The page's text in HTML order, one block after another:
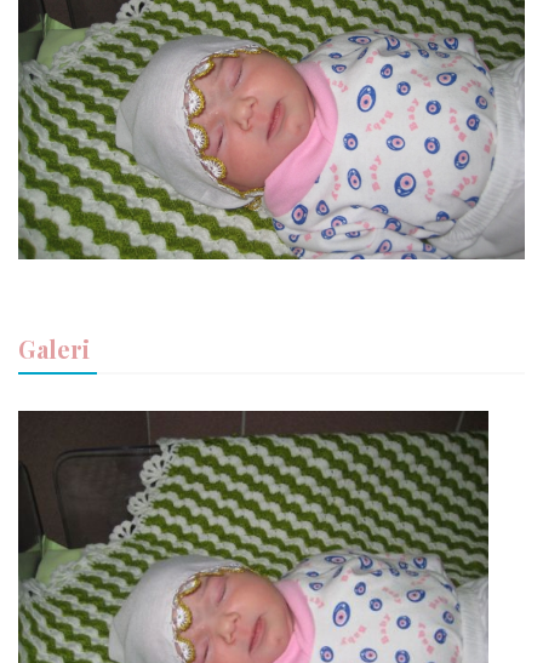
Galeri